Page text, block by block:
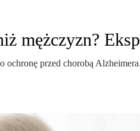
mężczyzn?
przed chorobą